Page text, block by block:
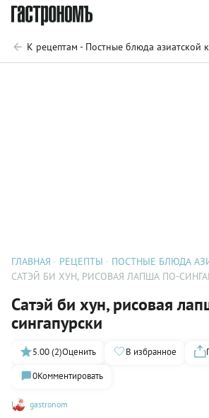
К рецептам - Постные блюда азиатской
ГЛАВНАЯ РЕЦЕПТЫ
ПОСТНЫЕ БЛЮДА
САТЭЙ БИ ХУН, РИСОВАЯ ЛАПША ПО-
Сатэй би хун, рисовая
сингапурски
gastronom
5.00 (2)Оценить В избранное
0Комментировать